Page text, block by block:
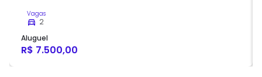
Vagas
2
Aluguel
R$ 7.500,00